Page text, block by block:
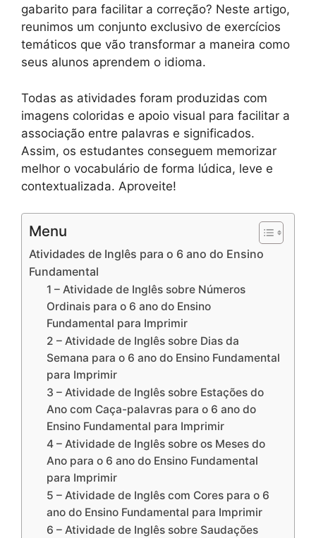
gabarito para facilitar a correção? Neste artigo,
reunimos um conjunto exclusivo de exercícios
temáticos que vão transformar a maneira como
seus alunos aprendem o idioma.
Todas as atividades foram produzidas com
imagens coloridas e apoio visual para facilitar a
associação entre palavras e significados.
Assim, os estudantes conseguem memorizar
melhor o vocabulário de forma lúdica, leve e
contextualizada. Aproveite!
Menu
Atividades de Inglês para o 6 ano do Ensino
Fundamental
1 – Atividade de Inglês sobre Números
Ordinais para o 6 ano do Ensino
Fundamental para Imprimir
2 – Atividade de Inglês sobre Dias da
Semana para o 6 ano do Ensino Fundamental
para Imprimir
3 – Atividade de Inglês sobre Estações do
Ano com Caça-palavras para o 6 ano do
Ensino Fundamental para Imprimir
4 – Atividade de Inglês sobre os Meses do
Ano para o 6 ano do Ensino Fundamental
para Imprimir
5 – Atividade de Inglês com Cores para o 6
ano do Ensino Fundamental para Imprimir
6 – Atividade de Inglês sobre Saudações